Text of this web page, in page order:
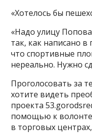
«Хотелось бы
«Надо улицу
так, как написано
что спортивные
нереально. Нужно
Проголосовать за
хотите видеть
проекта
помощью к
в торговых